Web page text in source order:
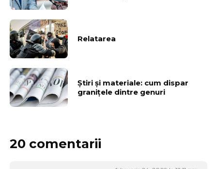
Relatarea
Ştiri şi materiale: cum dispar
graniţele dintre genuri
20 comentarii